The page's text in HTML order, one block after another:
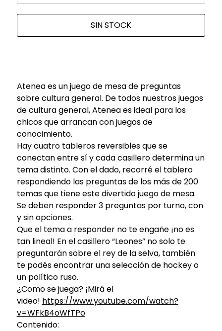
SIN STOCK
Atenea es un juego de mesa de preguntas
sobre cultura general. De todos nuestros juegos
de cultura general, Atenea es ideal para los
chicos que arrancan con juegos de
conocimiento.
Hay cuatro tableros reversibles que se
conectan entre sí y cada casillero determina un
tema distinto. Con el dado, recorré el tablero
respondiendo las preguntas de los más de 200
temas que tiene este divertido juego de mesa.
Se deben responder 3 preguntas por turno, con
y sin opciones.
Que el tema a responder no te engañe ¡no es
tan lineal! En el casillero “Leones” no solo te
preguntarán sobre el rey de la selva, también
te podés encontrar una selección de hockey o
un político ruso.
¿Como se juega? ¡Mirá el
video! https://www.youtube.com/watch?
v=WFkB4oWfTPo
Contenido: